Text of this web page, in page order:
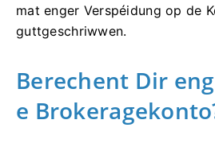
mat enger Verspéidung op de
guttgeschriwwen.
Berechent Dir
e